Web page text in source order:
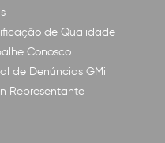
de Qualidade
Conosco
de Denúncias GMi
Representante